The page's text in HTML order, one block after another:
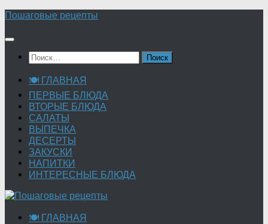
Перейти
содержимому
Пошаговые рецепты
Найти:
🍽 ГЛАВНАЯ
ПЕРВЫЕ БЛЮДА
ВТОРЫЕ БЛЮДА
САЛАТЫ
ВЫПЕЧКА
ДЕСЕРТЫ
ЗАКУСКИ
НАПИТКИ
ИНТЕРЕСНЫЕ БЛЮДА
🍽 ГЛАВНАЯ